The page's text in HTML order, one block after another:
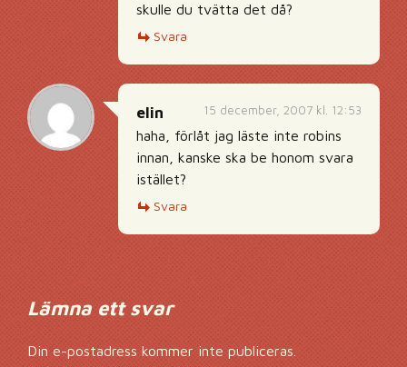
skulle du tvätta det då?
Svara
15 december, 2007 kl. 12:53
elin
haha, förlåt jag läste inte robins
innan, kanske ska be honom svara
istället?
Svara
Lämna ett svar
Din e-postadress kommer inte publiceras.